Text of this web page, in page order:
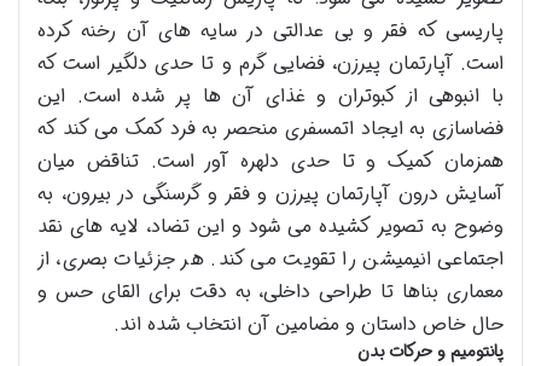
پاریسی که فقر و بی عدالتی در سایه های آن رخنه کرده
است. آپارتمان پیرزن، فضایی گرم و تا حدی دلگیر است که
با انبوهی از کبوتران و غذای آن ها پر شده است. این
فضاسازی به ایجاد اتمسفری منحصر به فرد کمک می کند که
همزمان کمیک و تا حدی دلهره آور است. تناقض میان
آسایش درون آپارتمان پیرزن و فقر و گرسنگی در بیرون، به
وضوح به تصویر کشیده می شود و این تضاد، لایه های نقد
اجتماعی انیمیشن را تقویت می کند. هر جزئیات بصری، از
معماری بناها تا طراحی داخلی، به دقت برای القای حس و
حال خاص داستان و مضامین آن انتخاب شده اند.
پانتومیم و حرکات بدن